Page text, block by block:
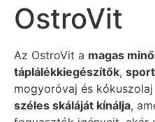
OstroVit
Az OstroVit a magas
táplálékkiegészítők,
mogyoróvaj és
széles skáláját kínálja,